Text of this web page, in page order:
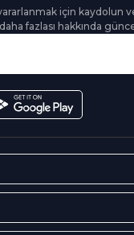
için kaydolun
fazlası hakkında